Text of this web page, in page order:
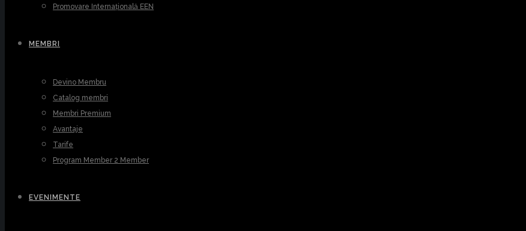
Promovare Internațională EEN
MEMBRI
Devino Membru
Catalog membri
Membri Premium
Avantaje
Tarife
Program Member 2 Member
EVENIMENTE